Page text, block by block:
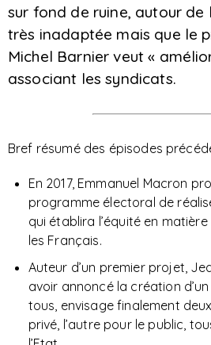
sur fond de ruine, autour
très inadaptée mais que le
Michel Barnier veut «
associant les syndicats.
Bref résumé des épisodes
En 2017, Emmanuel Macron
programme électoral de
qui établira l’équité en
les Français.
Auteur d’un premier projet,
avoir annoncé la création
tous, envisage finalement
privé, l’autre pour le public,